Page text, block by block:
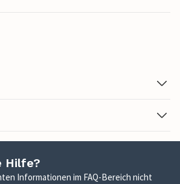
Hilfe?
Informationen im FAQ-Bereich nicht